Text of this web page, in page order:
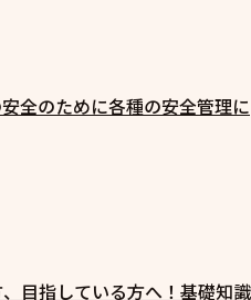
全のために各種の安全管理に
目指している方へ！基礎知識